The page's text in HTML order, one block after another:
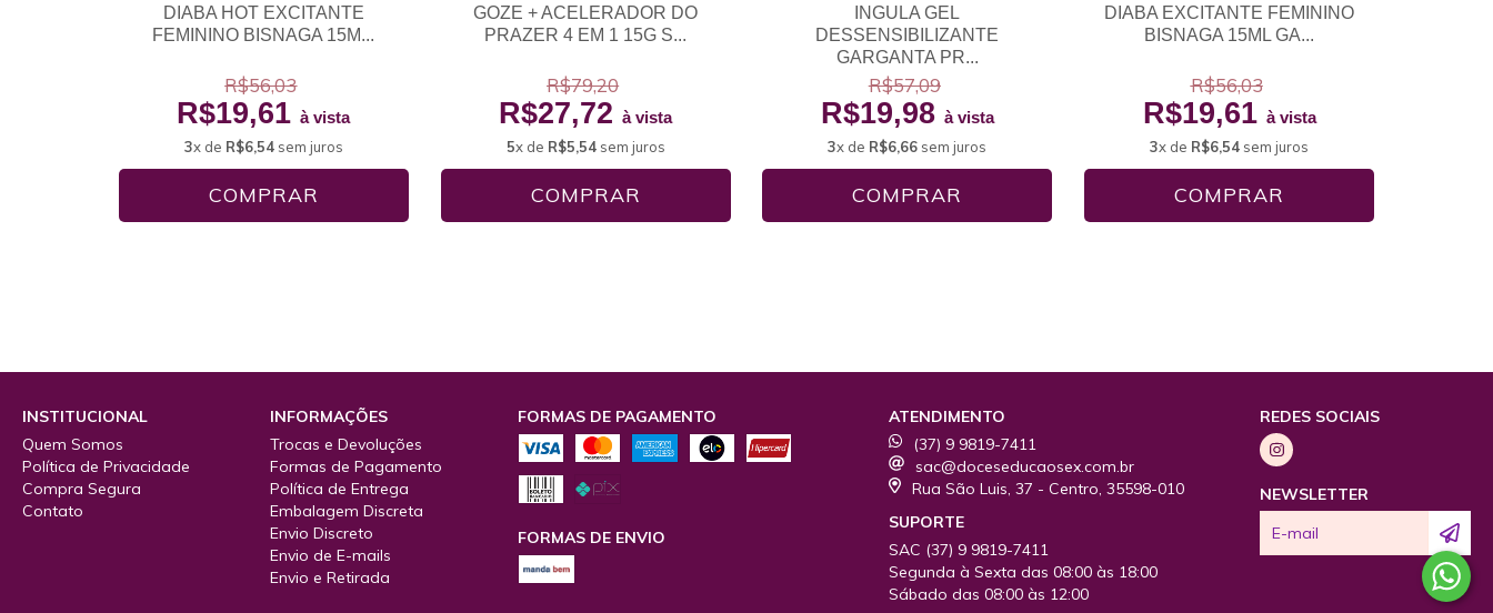
DIABA HOT EXCITANTE
FEMININO BISNAGA 15M...
R$56,03
R$19,61à vista
3x de R$6,54sem juros
GOZE + ACELERADOR DO
PRAZER 4 EM 1 15G S...
R$79,20
R$27,72à vista
5x de R$5,54sem juros
INGULA GEL
DESSENSIBILIZANTE
GARGANTA PR...
R$57,09
R$19,98 à vista
3x de R$6,66 sem juros
COMPRAR
DIABA EXCITANTE FEMININO
BISNAGA 15ML GA...
R$56,03
R$19,61 à vista
3x de R$6,54 sem juros
INSTITUCIONAL
Quem Somos
Política de Privacidade
Compra Segura
Contato
INFORMAÇÕES
Trocas e Devoluções
Formas de Pagamento
Política de Entrega
Embalagem Discreta
Envio Discreto
Envio de E-mails
Envio e Retirada
FORMAS DE PAGAMENTO
FORMAS DE ENVIO
ATENDIMENTO
(37) 9 9819-7411
sac@doceseducaosex.com.br
Rua São Luis, 37 - Centro, 35598-010
SUPORTE
SAC (37) 9 9819-7411
Segunda à Sexta das 08:00 às 18:00
Sábado das 08:00 às 12:00
REDES SOCIAIS
NEWSLETTER